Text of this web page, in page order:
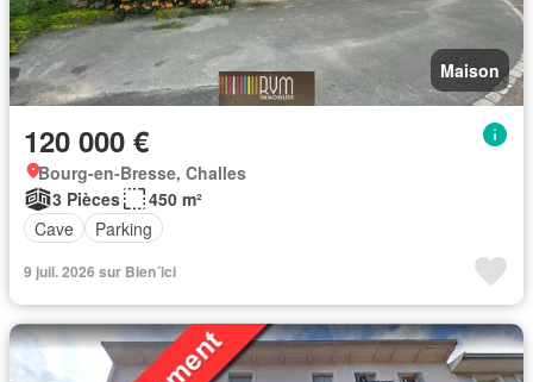
Maison
120 000 €
Bourg-en-Bresse, Challes
3 Pièces
450 m²
Cave
Parking
9 juil. 2026 sur Bien´ici